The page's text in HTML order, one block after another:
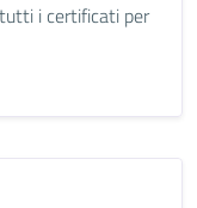
i certificati per